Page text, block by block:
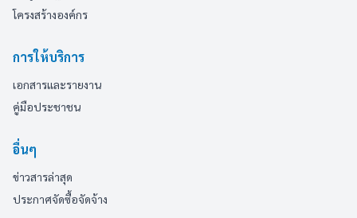
โครงสร้างองค์กร
การให้บริการ
เอกสารและรายงาน
คู่มือประชาชน
อื่นๆ
ข่าวสารล่าสุด
ประกาศจัดซื้อจัดจ้าง